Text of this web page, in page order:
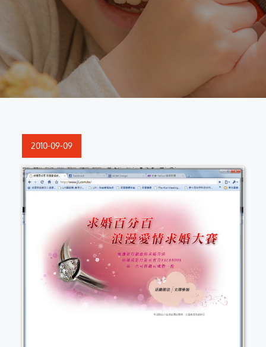
Posted
on
2010-09-09